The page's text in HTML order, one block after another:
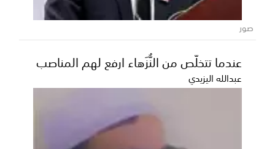
صور
عندما تتخلّص من النُّزَهاء ارفع لهم المناصب
عبدالله اليزيدي